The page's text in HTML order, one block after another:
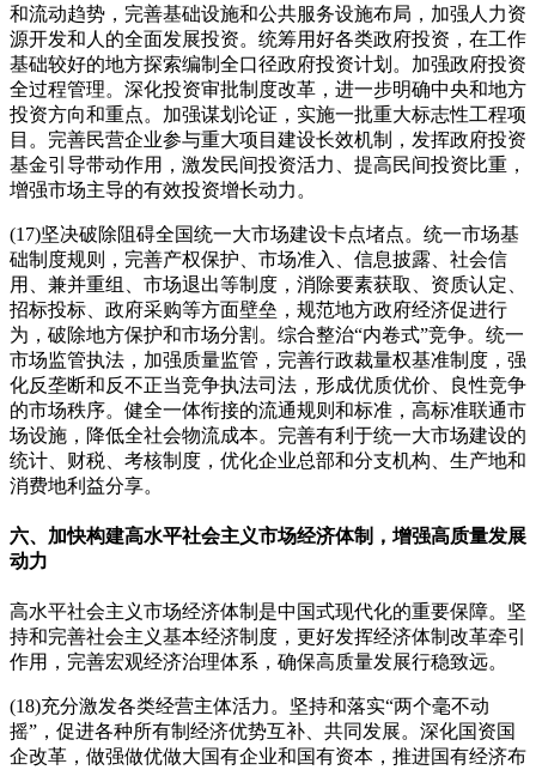
和流动趋势，完善基础设施和公共服务设施布局，加强人力资
源开发和人的全面发展投资。统筹用好各类政府投资，在工作
基础较好的地方探索编制全口径政府投资计划。加强政府投资
全过程管理。深化投资审批制度改革，进一步明确中央和地方
投资方向和重点。加强谋划论证，实施一批重大标志性工程项
目。完善民营企业参与重大项目建设长效机制，发挥政府投资
基金引导带动作用，激发民间投资活力、提高民间投资比重，
增强市场主导的有效投资增长动力。
(17)坚决破除阻碍全国统一大市场建设卡点堵点。统一市场基
础制度规则，完善产权保护、市场准入、信息披露、社会信
用、兼并重组、市场退出等制度，消除要素获取、资质认定、
招标投标、政府采购等方面壁垒，规范地方政府经济促进行
为，破除地方保护和市场分割。综合整治“内卷式”竞争。统一
市场监管执法，加强质量监管，完善行政裁量权基准制度，强
化反垄断和反不正当竞争执法司法，形成优质优价、良性竞争
的市场秩序。健全一体衔接的流通规则和标准，高标准联通市
场设施，降低全社会物流成本。完善有利于统一大市场建设的
统计、财税、考核制度，优化企业总部和分支机构、生产地和
消费地利益分享。
六、加快构建高水平社会主义市场经济体制，增强高质量发展
动力
高水平社会主义市场经济体制是中国式现代化的重要保障。坚
持和完善社会主义基本经济制度，更好发挥经济体制改革牵引
作用，完善宏观经济治理体系，确保高质量发展行稳致远。
(18)充分激发各类经营主体活力。坚持和落实“两个毫不动
摇”，促进各种所有制经济优势互补、共同发展。深化国资国
企改革，做强做优做大国有企业和国有资本，推进国有经济布